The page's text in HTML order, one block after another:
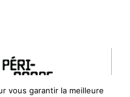
vous garantir la meilleure